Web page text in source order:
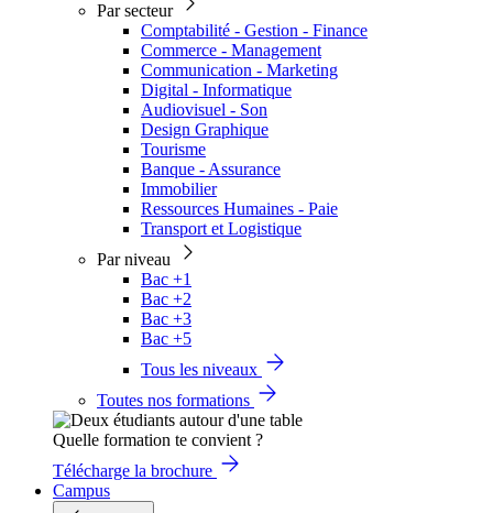
Par secteur
Comptabilité - Gestion - Finance
Commerce - Management
Communication - Marketing
Digital - Informatique
Audiovisuel - Son
Design Graphique
Tourisme
Banque - Assurance
Immobilier
Ressources Humaines - Paie
Transport et Logistique
Par niveau
Bac +1
Bac +2
Bac +3
Bac +5
Tous les niveaux
Toutes nos formations
Quelle formation te convient ?
Télécharge la brochure
Campus